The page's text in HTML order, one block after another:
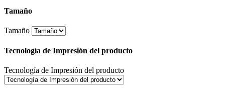
Tamaño
Tamaño
Tecnología de Impresión del producto
Tecnología de Impresión del producto